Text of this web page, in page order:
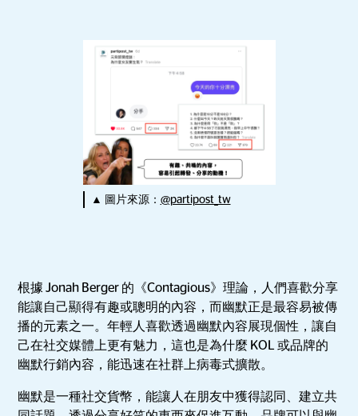
▲ 圖片來源： @partipost_tw
根據 Jonah Berger 的《Contagious》理論，人們喜歡分享
能讓自己顯得有趣或聰明的內容，而幽默正是最容易被傳
播的元素之一。年輕人喜歡透過幽默內容展現個性，讓自
己在社交媒體上更有魅力，這也是為什麼 KOL 或品牌的
幽默行銷內容，能迅速在社群上病毒式擴散。
幽默是一種社交貨幣，能讓人在朋友中獲得認同、建立共